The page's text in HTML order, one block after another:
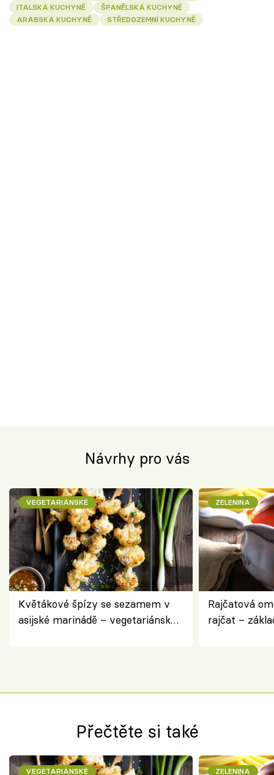
ITALSKÁ KUCHYNĚ
ŠPANĚLSKÁ KUCHYNĚ
ARABSKÁ KUCHYNĚ
STŘEDOZEMNÍ KUCHYNĚ
Návrhy pro vás
VEGETARIÁNSKÉ
Květákové špízy se sezamem v
asijské marinádě – vegetariánská
ZELENINA
Rajčatová
rajčat –
Přečtěte si také
VEGETARIÁNSKÉ ZELENINA